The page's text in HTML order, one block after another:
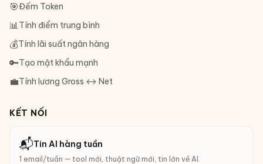
🎯Đếm Token
📊Tính điểm trung bình
💰Tính lãi suất ngân hàng
🔑Tạo mật khẩu mạnh
💼Tính lương Gross ↔ Net
KẾT NỐI
📬Tin AI hàng tuần
1 email/tuần — tool mới, thuật ngữ mới, tin lớn về AI.